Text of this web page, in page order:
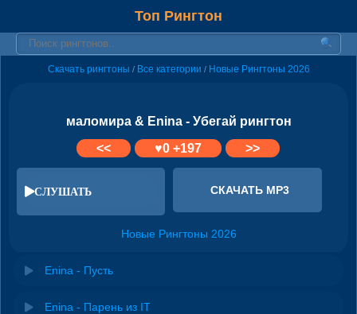
Топ Рингтон
Скачать рингтоны / Все категории / Новые Рингтоны 2026
маломира & Enina - Убегай рингтон
<<
♥0+197 >>
СЛУШАТЬ СКАЧАТЬ MP3
Новые Рингтоны 2026
Enina - Пусть
Enina - Парень из IT